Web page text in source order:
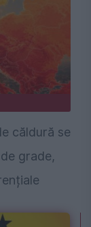
căldură se
grade,